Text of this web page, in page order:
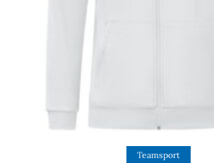
View Product
Teamsport